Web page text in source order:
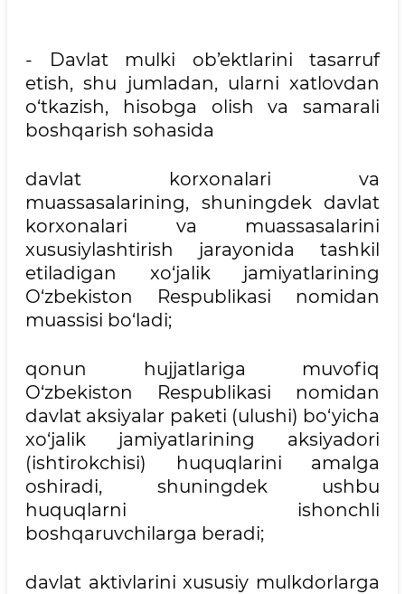
- Davlat mulki ob’ektlarini tasarruf
etish, shu jumladan, ularni xatlovdan
o‘tkazish, hisobga olish va samarali
boshqarish sohasida
davlat korxonalari va
muassasalarining, shuningdek davlat
korxonalari va muassasalarini
xususiylashtirish jarayonida tashkil
etiladigan xo‘jalik jamiyatlarining
O‘zbekiston Respublikasi nomidan
muassisi bo‘ladi;
qonun hujjatlariga muvofiq
O‘zbekiston Respublikasi nomidan
davlat aksiyalar paketi (ulushi) bo‘yicha
xo‘jalik jamiyatlarining aksiyadori
(ishtirokchisi) huquqlarini amalga
oshiradi, shuningdek ushbu
huquqlarni ishonchli
boshqaruvchilarga beradi;
davlat aktivlarini xususiy mulkdorlarga